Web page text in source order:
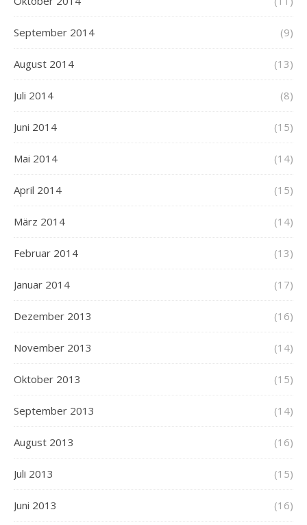
September 2014 (9)
August 2014 (13)
Juli 2014 (8)
Juni 2014 (15)
Mai 2014 (14)
April 2014 (15)
März 2014 (14)
Februar 2014 (13)
Januar 2014 (17)
Dezember 2013 (16)
November 2013 (14)
Oktober 2013 (15)
September 2013 (14)
August 2013 (16)
Juli 2013 (15)
Juni 2013 (16)